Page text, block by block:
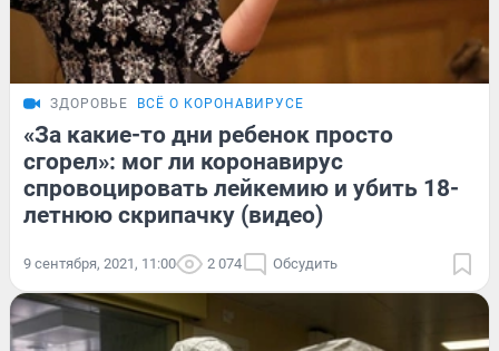
ЗДОРОВЬЕ ВСЁ О КОРОНАВИРУСЕ
«За какие-то дни ребенок просто
сгорел»: мог ли коронавирус
спровоцировать лейкемию и убить 18-
летнюю скрипачку (видео)
9 сентября, 2021, 11:00 2 074 Обсудить